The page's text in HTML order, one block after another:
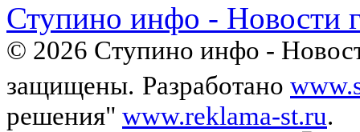
Ступино инфо - Новости
© 2026 Ступино инфо -
защищены. Разработано
решения" www.reklama-st.ru.